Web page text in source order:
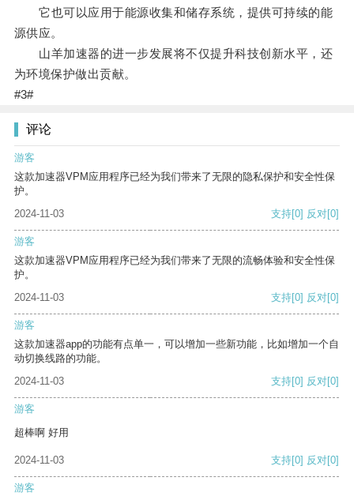
它也可以应用于能源收集和储存系统，提供可持续的能
源供应。
山羊加速器的进一步发展将不仅提升科技创新水平，还
为环境保护做出贡献。
#3#
评论
游客
这款加速器VPM应用程序已经为我们带来了无限的隐私保护和安全性保
护。
2024-11-03
支持[0] 反对[0]
游客
这款加速器VPM应用程序已经为我们带来了无限的流畅体验和安全性保
护。
2024-11-03
支持[0] 反对[0]
游客
这款加速器app的功能有点单一，可以增加一些新功能，比如增加一个自
动切换线路的功能。
2024-11-03
支持[0] 反对[0]
游客
超棒啊 好用
2024-11-03 支持[0] 反对[0]
游客